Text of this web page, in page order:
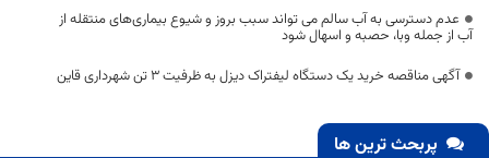
عدم دسترسی به آب سالم می تواند سبب بروز و شیوع بیماری‌های منتقله از
آب از جمله وبا، حصبه و اسهال شود
آگهی مناقصه خرید یک دستگاه لیفتراک دیزل به ظرفیت 3 تن شهرداری قاین
پربحث ترین ها